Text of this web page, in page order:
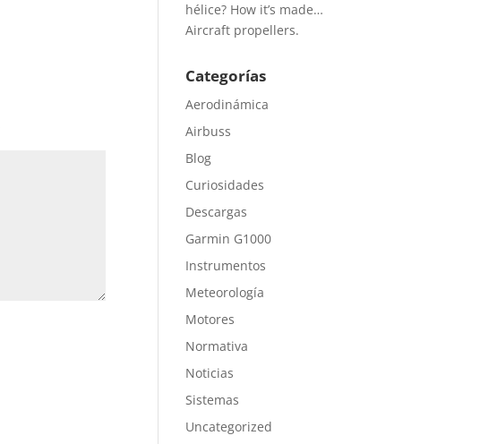
hélice? How it’s made…
Aircraft propellers.
Categorías
Aerodinámica
Airbuss
Blog
Curiosidades
Descargas
Garmin G1000
Instrumentos
Meteorología
Motores
Normativa
Noticias
Sistemas
Uncategorized